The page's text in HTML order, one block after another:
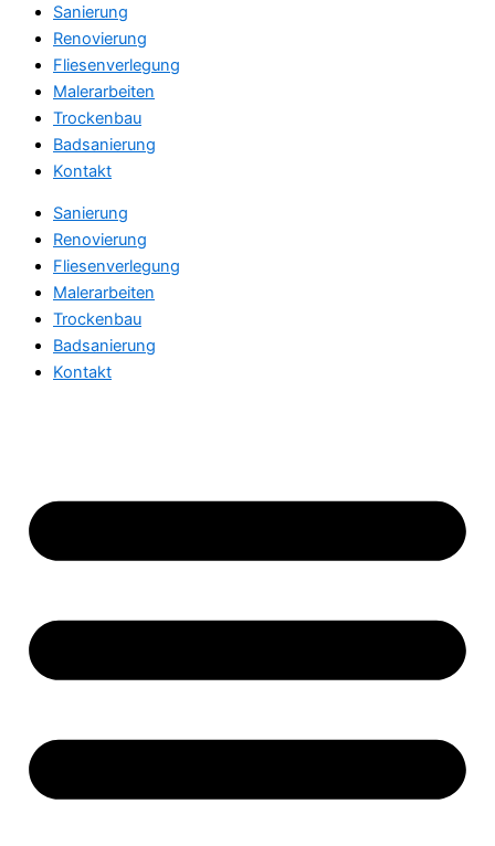
Sanierung
Renovierung
Fliesenverlegung
Malerarbeiten
Trockenbau
Badsanierung
Kontakt
Sanierung
Renovierung
Fliesenverlegung
Malerarbeiten
Trockenbau
Badsanierung
Kontakt